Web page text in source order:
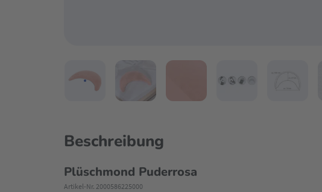
Beschreibung
Plüschmond Puderrosa
Artikel-Nr. 2000586225000